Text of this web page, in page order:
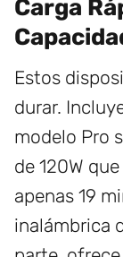
Carga
Estos
durar.
modelo Pro
de 120W
apenas 19
inalámbrica